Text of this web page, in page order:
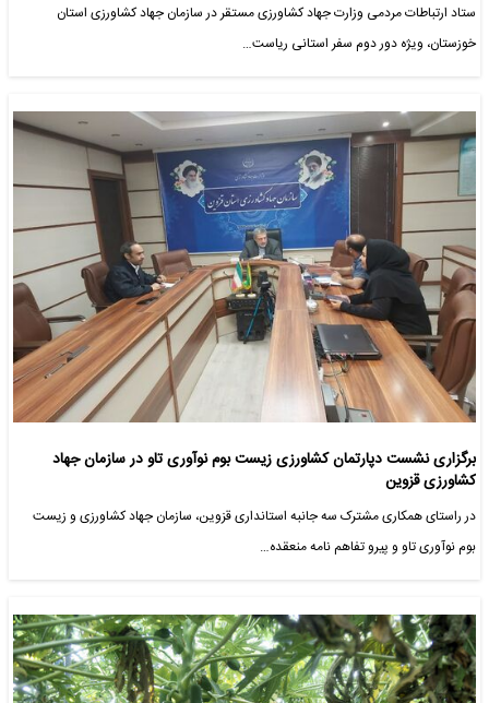
ستاد ارتباطات مردمی وزارت جهاد کشاورزی مستقر در سازمان جهاد کشاورزی استان
خوزستان، ویژه دور دوم سفر استانی ریاست…
برگزاری نشست دپارتمان کشاورزی زیست بوم نوآوری تاو در سازمان جهاد
کشاورزی قزوین
در راستای همکاری مشترک سه جانبه استانداری قزوین، سازمان جهاد کشاورزی و زیست
بوم نوآوری تاو و پیرو تفاهم نامه منعقده…